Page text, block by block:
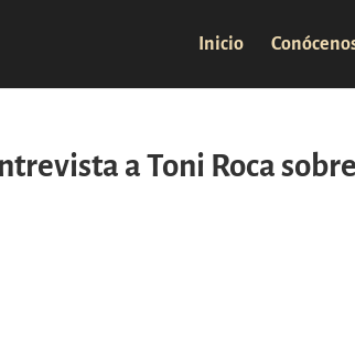
Inicio
a Toni Roca